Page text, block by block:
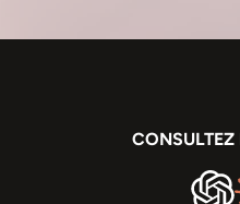
CONSULTEZ